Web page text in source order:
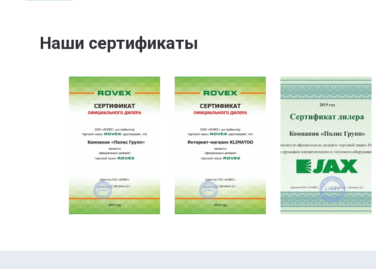
Наши сертификаты